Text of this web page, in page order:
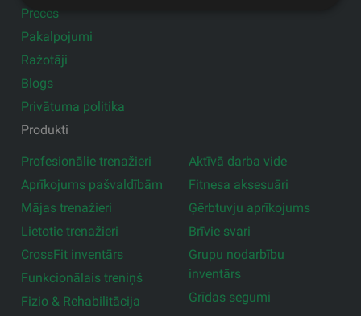
Preces
Pakalpojumi
Ražotāji
Blogs
Privātuma politika
Produkti
Profesionālie trenažieri
Aprīkojums pašvaldībām
Mājas trenažieri
Lietotie trenažieri
CrossFit inventārs
Funkcionālais treniņš
Fizio & Rehabilitācija
Aktīvā darba vide
Fitnesa aksesuāri
Ģērbtuvju aprīkojums
Brīvie svari
Grupu nodarbību
inventārs
Grīdas segumi